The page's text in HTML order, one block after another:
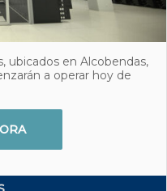
ubicados en Alcobendas,
a operar hoy de